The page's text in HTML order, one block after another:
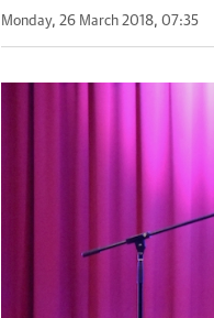
Monday, 26 March 2018, 07:35